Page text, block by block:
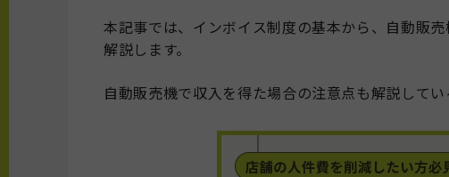
本記事では、インボイス制度の基本から、自動販
解説します。
自動販売機で収入を得た場合の注意点も解説して